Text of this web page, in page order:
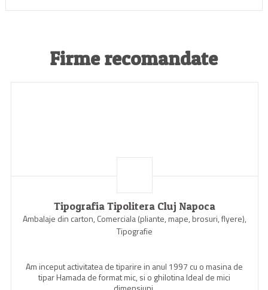
Firme recomandate
Tipografia Tipolitera Cluj Napoca
Ambalaje din carton, Comerciala (pliante, mape, brosuri, flyere),
Tipografie
Am inceput activitatea de tiparire in anul 1997 cu o masina de
tipar Hamada de format mic, si o ghilotina Ideal de mici